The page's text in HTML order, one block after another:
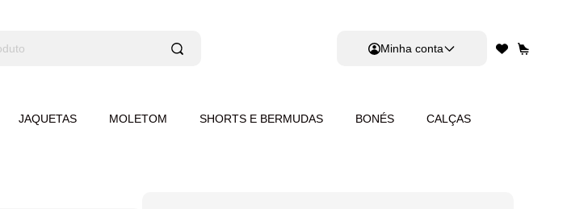
Minha conta
JAQUETAS MOLETOM SHORTS E BERMUDAS BONÉS CALÇAS